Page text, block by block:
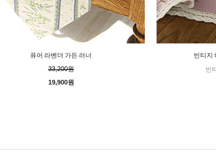
퓨어 라벤더 가든 러너
33,200원
19,900원
빈티지
빈